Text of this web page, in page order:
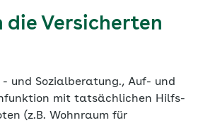
die Versicherten
- und Sozialberatung., Auf- und
mit tatsächlichen Hilfs-
(z.B. Wohnraum für